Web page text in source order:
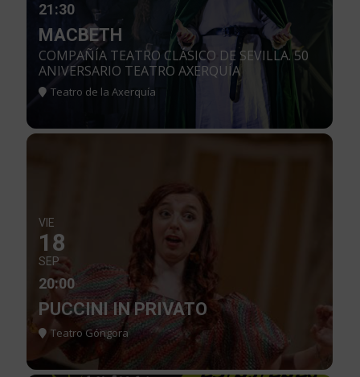
21:30
MACBETH
COMPAÑÍA TEATRO CLÁSICO DE SEVILLA. 50
ANIVERSARIO TEATRO AXERQUÍA
Teatro de la Axerquía
VIE
18
SEP
20:00
PUCCINI IN PRIVATO
Teatro Góngora